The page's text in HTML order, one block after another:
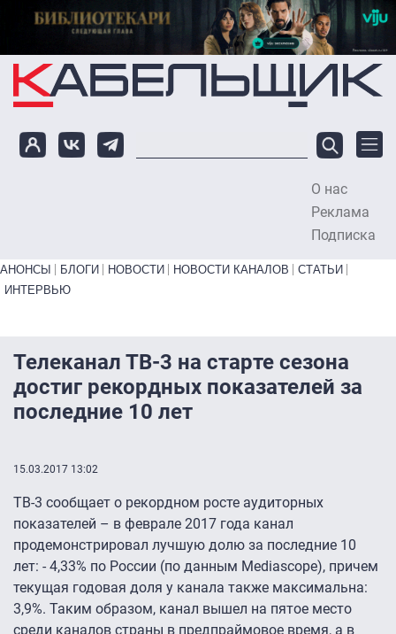
Перейти к основному содержанию
О нас
Реклама
Подписка
Primary links bottom
АНОНСЫ БЛОГИ НОВОСТИ НОВОСТИ КАНАЛОВ
СТАТЬИ
ИНТЕРВЬЮ
Телеканал ТВ-3 на старте сезона
достиг рекордных показателей за
последние 10 лет
15.03.2017 13:02
ТВ-3 сообщает о рекордном росте аудиторных
показателей – в феврале 2017 года канал
продемонстрировал лучшую долю за последние 10
лет: - 4,33% по России (по данным Mediascope), причем
текущая годовая доля у канала также максимальна:
3,9%. Таким образом, канал вышел на пятое место
среди каналов страны в предпраймовое время, а в